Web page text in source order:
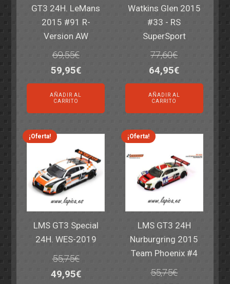
GT3 24H. LeMans
2015 #91 R-
Version AW
69,55€
El
precio
original
era:
69,55€.
59,95€El
precio
actual
es:
59,95€.
AÑADIR AL
CARRITO
Watkins Glen 2015
#33 - RS
SuperSport
77,60€
El
precio
original
era:
77,60€.
64,95€El
precio
actual
es:
64,95€.
AÑADIR AL
CARRITO
¡Oferta!
LMS GT3 Special
24H. WES-2019
55,75€
El
49,95€El
¡Oferta!
LMS GT3 24H
Nurburgring 2015
Team Phoenix #4
55,75€